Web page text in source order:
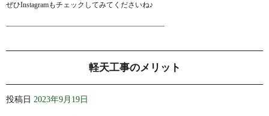
ぜひInstagramもチェックしてみてくださいね♪
——————————————————————
軽天工事のメリット
投稿日 2023年9月19日